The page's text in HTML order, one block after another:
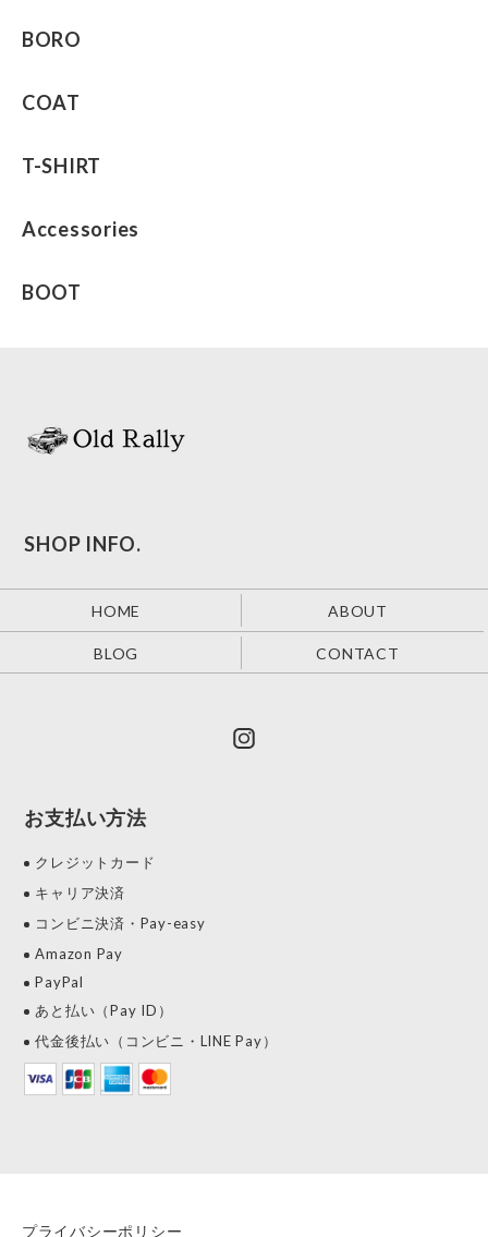
BORO
COAT
T-SHIRT
Accessories
BOOT
SHOP INFO.
HOME ABOUT
BLOG CONTACT
お支払い方法
クレジットカード
キャリア決済
コンビニ決済・Pay-easy
Amazon Pay
PayPal
あと払い（Pay ID）
代金後払い（コンビニ・LINE Pay）
プライバシーポリシー